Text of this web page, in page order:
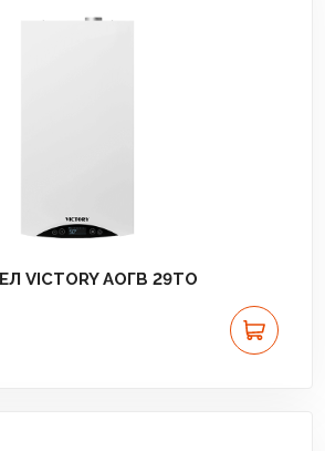
VICTORY АОГВ 29TO